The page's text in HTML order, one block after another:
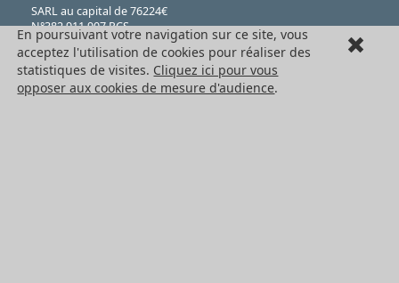
SARL au capital de 76224€
N°382 911 907 RCS
Lyon, code APE 4669B
TVA FR 41 382 911 907.
LE GROUPE HPC
En poursuivant votre navigation sur ce site, vous
acceptez l'utilisation de cookies pour réaliser des
statistiques de visites. Cliquez ici pour vous
opposer aux cookies de mesure d'audience.